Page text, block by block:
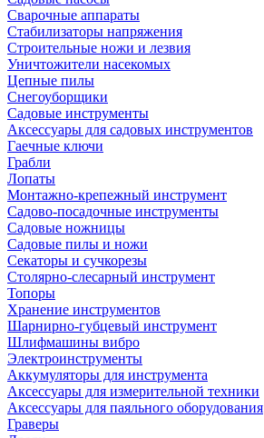
Сварочные аппараты
Стабилизаторы напряжения
Строительные ножи и лезвия
Уничтожители насекомых
Цепные пилы
Снегоуборщики
Садовые инструменты
Аксессуары для садовых инструментов
Гаечные ключи
Грабли
Лопаты
Монтажно-крепежный инструмент
Садово-посадочные инструменты
Садовые ножницы
Садовые пилы и ножи
Секаторы и сучкорезы
Столярно-слесарный инструмент
Топоры
Хранение инструментов
Шарнирно-губцевый инструмент
Шлифмашины вибро
Электроинструменты
Аккумуляторы для инструмента
Аксессуары для измерительной техники
Аксессуары для паяльного оборудования
Граверы